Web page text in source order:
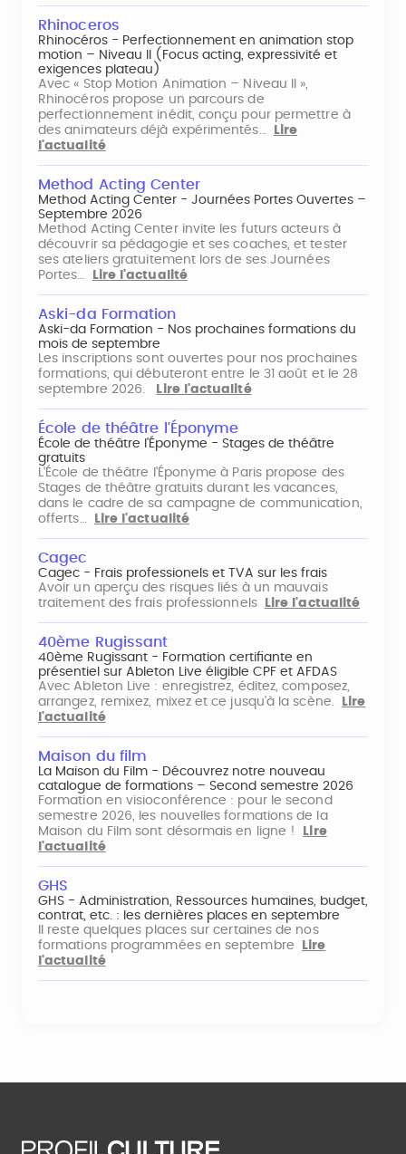
Rhinoceros
Rhinocéros - Perfectionnement en animation stop
motion – Niveau II (Focus acting, expressivité et
exigences plateau)
Avec « Stop Motion Animation – Niveau II »,
Rhinocéros propose un parcours de
perfectionnement inédit, conçu pour permettre à
des animateurs déjà expérimentés…
Lire
l'actualité
Method Acting Center
Method Acting Center - Journées Portes Ouvertes –
Septembre 2026
Method Acting Center invite les futurs acteurs à
découvrir sa pédagogie et ses coaches, et tester
ses ateliers gratuitement lors de ses Journées
Portes…
Lire l'actualité
Aski-da Formation
Aski-da Formation - Nos prochaines formations du
mois de septembre
Les inscriptions sont ouvertes pour nos prochaines
formations, qui débuteront entre le 31 août et le 28
septembre 2026.
Lire l'actualité
École de théâtre l'Éponyme
École de théâtre l'Éponyme - Stages de théâtre
gratuits
L'École de théâtre l'Éponyme à Paris propose des
Stages de théâtre gratuits durant les vacances,
dans le cadre de sa campagne de communication,
offerts…
Lire l'actualité
Cagec
Cagec - Frais professionels et TVA sur les frais
Avoir un aperçu des risques liés à un mauvais
traitement des frais professionnels
Lire l'actualité
40ème Rugissant
40ème Rugissant - Formation certifiante en
présentiel sur Ableton Live éligible CPF et AFDAS
Avec Ableton Live : enregistrez, éditez, composez,
arrangez, remixez, mixez et ce jusqu'à la scène.
Lire
l'actualité
Maison du film
La Maison du Film - Découvrez notre nouveau
catalogue de formations – Second semestre 2026
Formation en visioconférence : pour le second
semestre 2026, les nouvelles formations de la
Maison du Film sont désormais en ligne !
Lire
l'actualité
GHS
GHS - Administration, Ressources humaines, budget,
contrat, etc. : les dernières places en septembre
Il reste quelques places sur certaines de nos
formations programmées en septembre
Lire
l'actualité